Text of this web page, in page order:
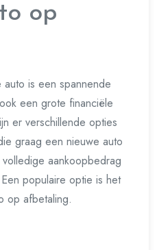
op
is een spannende
een grote financiële
er verschillende opties
graag een nieuwe auto
aankoopbedrag
populaire optie is het
op afbetaling.